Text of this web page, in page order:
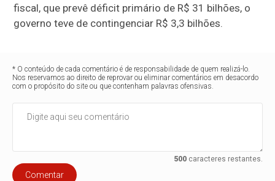
fiscal, que prevê déficit primário de R$ 31 bilhões, o
governo teve de contingenciar R$ 3,3 bilhões.
* O conteúdo de cada comentário é de responsabilidade de quem realizá-lo.
Nos reservamos ao direito de reprovar ou eliminar comentários em desacordo
com o propósito do site ou que contenham palavras ofensivas.
500caracteres restantes.
Comentar